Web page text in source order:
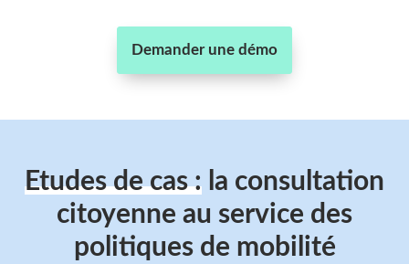
Demander une démo
Etudes de cas : la consultation
citoyenne au service des
politiques de mobilité